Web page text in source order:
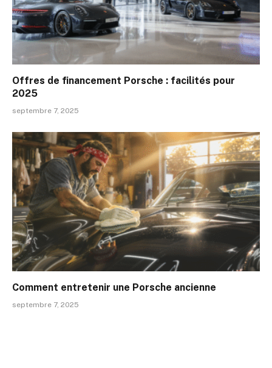
Offres de financement Porsche : facilités pour
2025
septembre 7, 2025
Comment entretenir une Porsche ancienne
septembre 7, 2025